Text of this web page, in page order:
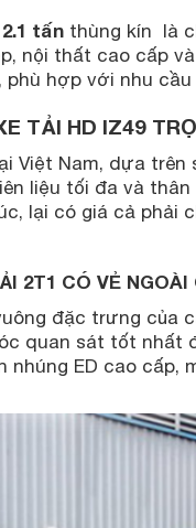
tấn thùng kín là
nội thất cao cấp
phù hợp với nhu
TẢI HD IZ49
Việt Nam, dựa
liệu tối đa và
lại có giá cả phải
2T1 CÓ VẺ NGOÀI
đặc trưng của
quan sát tốt nhất
nhúng ED cao cấp,